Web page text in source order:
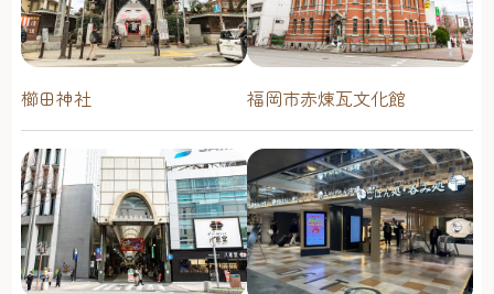
櫛田神社 福岡市赤煉瓦文化館